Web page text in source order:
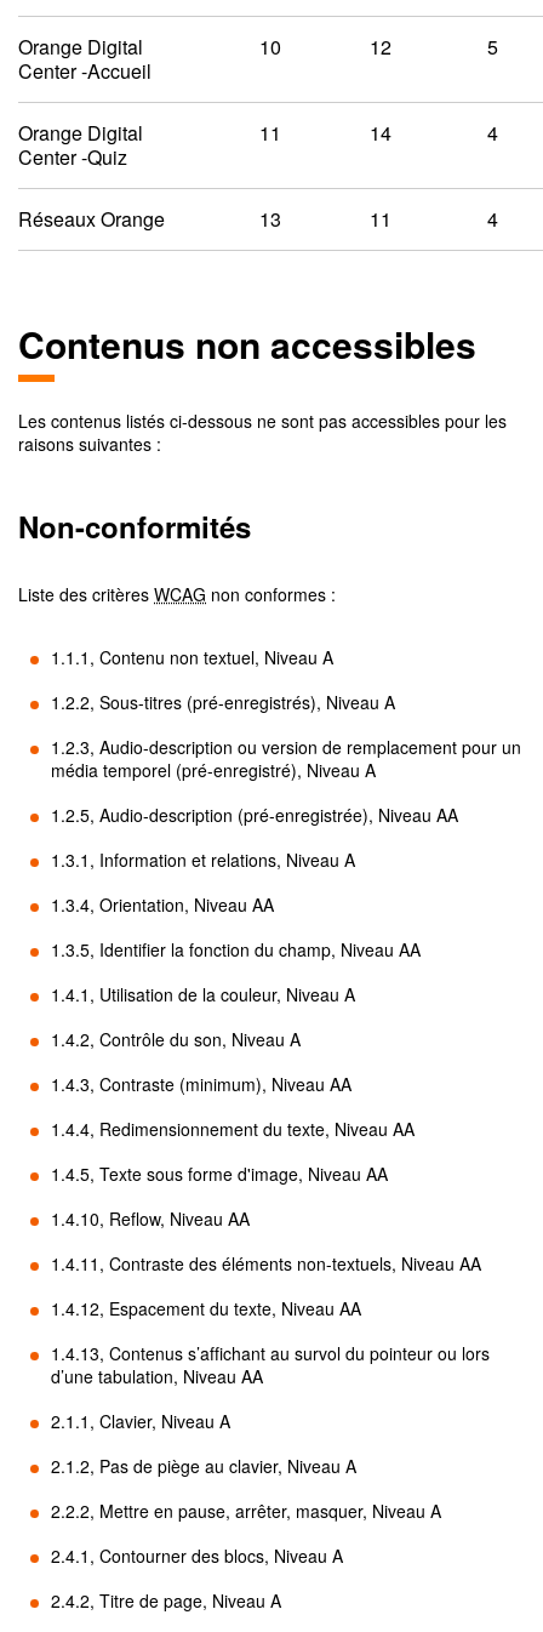
Orange Digital
Center -Accueil
10 12 5
Orange Digital
Center -Quiz
11 14 4
Réseaux Orange 13 11 4
Contenus non accessibles
Les contenus listés ci-dessous ne sont pas accessibles pour les
raisons suivantes :
Non-conformités
Liste des critères WCAG non conformes :
1.1.1, Contenu non textuel, Niveau A
1.2.2, Sous-titres (pré-enregistrés), Niveau A
1.2.3, Audio-description ou version de remplacement pour un
média temporel (pré-enregistré), Niveau A
1.2.5, Audio-description (pré-enregistrée), Niveau AA
1.3.1, Information et relations, Niveau A
1.3.4, Orientation, Niveau AA
1.3.5, Identifier la fonction du champ, Niveau AA
1.4.1, Utilisation de la couleur, Niveau A
1.4.2, Contrôle du son, Niveau A
1.4.3, Contraste (minimum), Niveau AA
1.4.4, Redimensionnement du texte, Niveau AA
1.4.5, Texte sous forme d'image, Niveau AA
1.4.10, Reflow, Niveau AA
1.4.11, Contraste des éléments non-textuels, Niveau AA
1.4.12, Espacement du texte, Niveau AA
1.4.13, Contenus s’affichant au survol du pointeur ou lors
d’une tabulation, Niveau AA
2.1.1, Clavier, Niveau A
2.1.2, Pas de piège au clavier, Niveau A
2.2.2, Mettre en pause, arrêter, masquer, Niveau A
2.4.1, Contourner des blocs, Niveau A
2.4.2, Titre de page, Niveau A